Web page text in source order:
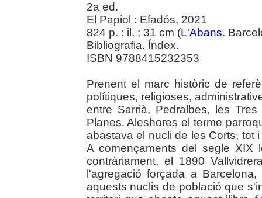
2a ed.
El Papiol : Efadós, 2021
824 p. : il. ; 31 cm (L'Abans.
Bibliografia. Índex.
ISBN 9788415232353
Prenent el marc històric de
polítiques, religioses,
entre Sarrià, Pedralbes, les
Planes. Aleshores el terme
abastava el nucli de les Corts, tot
A començaments del segle
contràriament, el 1890
l'agregació forçada a
aquests nuclis de població que